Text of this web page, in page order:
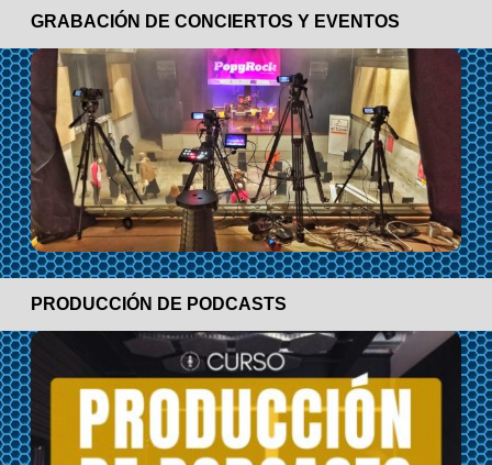
GRABACIÓN DE CONCIERTOS Y EVENTOS
PRODUCCIÓN DE PODCASTS